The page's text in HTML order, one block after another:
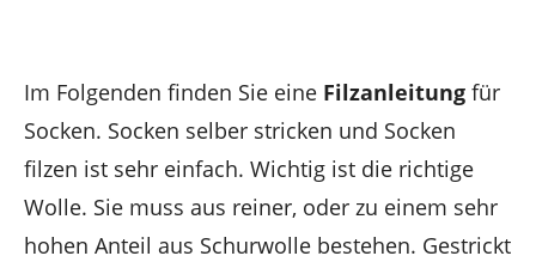
Im Folgenden finden Sie eine Filzanleitung für
Socken. Socken selber stricken und Socken
filzen ist sehr einfach. Wichtig ist die richtige
Wolle. Sie muss aus reiner, oder zu einem sehr
hohen Anteil aus Schurwolle bestehen. Gestrickt